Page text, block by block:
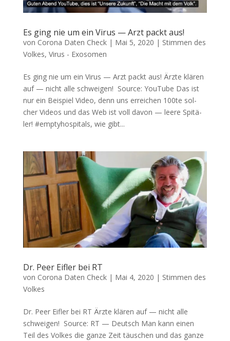
Es ging nie um ein Virus — Arzt packt aus!
von Corona Daten Check| Mai 5, 2020 | Stimmen des
Volkes, Virus - Exosomen
Es ging nie um ein Virus — Arzt packt aus! Ärz­te klä­ren
auf — nicht alle schweigen! Source: You­Tube Das ist
nur ein Bei­spiel Video, denn uns errei­chen 100te sol­
cher Vide­os und das Web ist voll davon — lee­re Spi­tä­
ler! #empty­hos­pi­tals, wie gibt...
Dr. Peer Eifler bei RT
von Corona Daten Check| Mai 4, 2020 | Stimmen des
Volkes
Dr. Peer Eifler bei RT Ärz­te klä­ren auf — nicht alle
schweigen! Source: RT — Deutsch Man kann einen
Teil des Vol­kes die gan­ze Zeit täu­schen und das gan­ze